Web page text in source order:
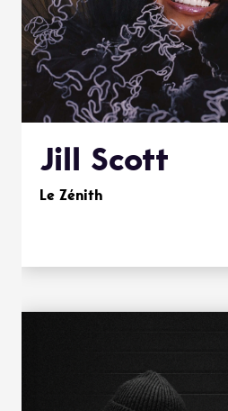
Jill Scott
Le Zénith